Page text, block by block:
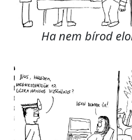
Ha nem bírod